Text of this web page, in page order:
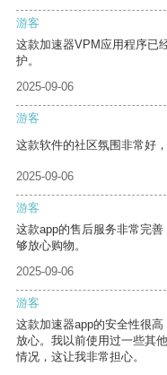
游客
这款加速器VPM应用程序已
护。
2025-09-06
游客
这款软件的社区氛围非常好
2025-09-06
游客
这款app的售后服务非常完
够放心购物。
2025-09-06
游客
这款加速器app的安全性很
放心。我以前使用过一些其
情况，这让我非常担心。